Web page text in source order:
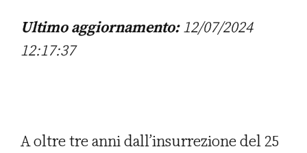
Ultimo aggiornamento:12/07/2024
12:17:37
A oltre tre anni dall’insurrezione del 25